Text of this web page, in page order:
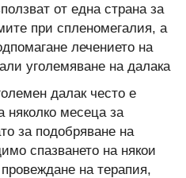
от една страна за
при спленомегалия, а
лечението на
уголемяване на далака
далак често е
няколко месеца за
за подобряване на
спазването на някои
на терапия,